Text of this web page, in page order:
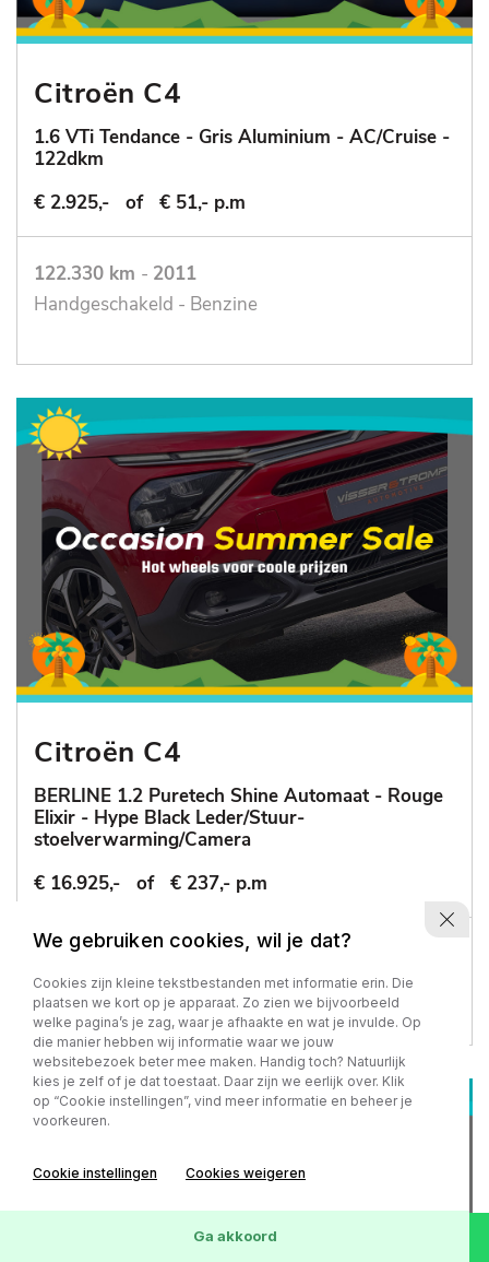
Citroën C4
1.6 VTi Tendance - Gris Aluminium - AC/Cruise -
122dkm
€ 2.925,-
of € 51,- p.m
122.330 km - 2011
Handgeschakeld - Benzine
Citroën C4
BERLINE 1.2 Puretech Shine Automaat - Rouge
Elixir - Hype Black Leder/Stuur-
stoelverwarming/Camera
€ 16.925,-
of € 237,- p.m
77.218 km-2022
Automaat - Benzine
We gebruiken cookies, wil je dat?
Cookies zijn kleine tekstbestanden met informatie erin. Die
plaatsen we kort op je apparaat. Zo zien we bijvoorbeeld
welke pagina’s je zag, waar je afhaakte en wat je invulde. Op
die manier hebben wij informatie waar we jouw
websitebezoek beter mee maken. Handig toch? Natuurlijk
kies je zelf of je dat toestaat. Daar zijn we eerlijk over. Klik
op “Cookie instellingen”, vind meer informatie en beheer je
voorkeuren.
Cookie instellingen Cookies weigeren
Ga akkoord